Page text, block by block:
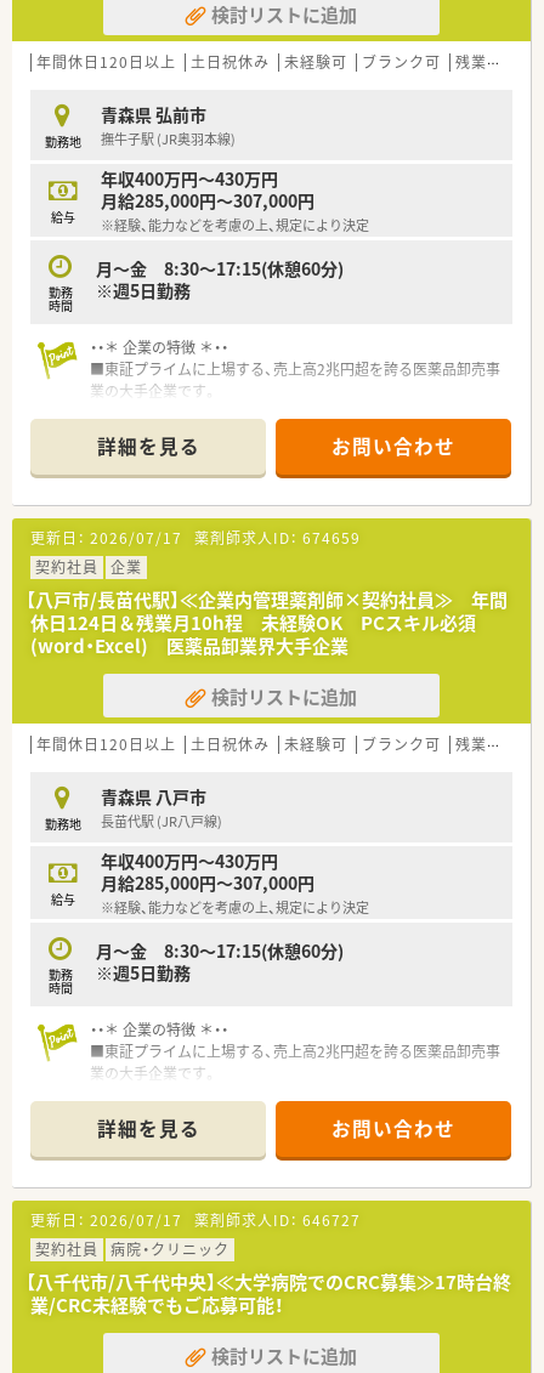
【こんな方にオススメ】
■安定した経営基盤を持つ大手企業において腰を据えて専門性
を高めながら長期的に就業したい方に向いています。
と考えるデスクワークを希望する方に最適です。
■週末の休みを確保して家族や友人と過ごす時間を増やしたい
方や規則正しい生活を送りたい方に推奨します。
【会社特徴】
■プライム市場に上場する大手ホールディングスのグループ会
社として国内トップクラスのシェアを誇ります。
いアイテムを取り扱い医療現場を支えます。
■物流機能だけでなく情報システムやサービスの提供を通じて
検討リストに追加
年間休日120日以上 土日祝休み 未経験可 ブランク可 残業なし(ほぼなし含む)
勤務地
青森県 弘前市
撫牛子駅 (JR奥羽本線)
給与
年収400万円～430万円
月給285,000円～307,000円
※経験、能力などを考慮の上、規定により決定
勤務
時間
月～金 8:30～17:15(休憩60分)
※週5日勤務
・・＊ 企業の特徴 ＊・・
■東証プライムに上場する、売上高2兆円超を誇る医薬品卸売事
業の大手企業です。
を担っています。
■各支店によりますが、薬剤師も複数名体制になり、しっかりと
指導をしていただけます。
■会社全体で約280名程度薬剤師がいますので、サポート体制も
整っています。
■産休育休取得実績も多数あり、時短制度も整っているので長く
働ける環境です。
■転居を伴う移動は希望をしない限りはございませんが、通勤範
囲内の移動はあります。
■業務は、まずは薬事法に従い、医薬品を厳重に管理をして頂き
ます。
・・＊ 求人情報について ＊・・
■東証プライムに上場している大手企業にて、管理薬剤師として
活躍できる求人です。
がない方も歓迎します。
■年収はご経験などを考慮し、400万円から430万円の間で決定
される予定です。
・・＊ 募集背景と求める人物像について ＊・・
■今回は欠員補充のため、物流センターの薬事管理を担う新たな
人材を募集します。
のある方を求めます。
■企業での実務経験は問いませんので、調剤薬局などからの転職
・・＊ やりがい/おすすめポイント ＊・・
■医薬品卸のリーディングカンパニーで、日本の医療流通を支え
■管理薬剤師として品質管理や社員教育など、幅広い業務に携わ
りスキルアップできます。
■年間休日124日で残業も少なく、仕事と生活の調和を図りやす
詳細を見る お問い合わせ
更新日： 2026/07/17 薬剤師求人ID： 674659
契約社員
企業
【八戸市/長苗代駅】≪企業内管理薬剤師×契約社員≫ 年間
休日124日＆残業月10h程 未経験OK PCスキル必須
(word・Excel) 医薬品卸業界大手企業
検討リストに追加
年間休日120日以上 土日祝休み 未経験可 ブランク可 残業なし(ほぼなし含む)
勤務地
青森県 八戸市
長苗代駅 (JR八戸線)
給与
年収400万円～430万円
月給285,000円～307,000円
※経験、能力などを考慮の上、規定により決定
勤務
時間
月～金 8:30～17:15(休憩60分)
※週5日勤務
・・＊ 企業の特徴 ＊・・
■東証プライムに上場する、売上高2兆円超を誇る医薬品卸売事
業の大手企業です。
を担っています。
■各支店によりますが、薬剤師も複数名体制になり、しっかりと
指導をしていただけます。
■会社全体で約280名程度薬剤師がいますので、サポート体制も
整っています。
■産休育休取得実績も多数あり、時短制度も整っているので長く
働ける環境です。
■転居を伴う移動は希望をしない限りはございませんが、通勤範
囲内の移動はあります。
■業務は、まずは薬事法に従い、医薬品を厳重に管理をして頂き
ます。
詳細を見る お問い合わせ
更新日： 2026/07/17 薬剤師求人ID： 646727
契約社員
病院・クリニック
【八千代市/八千代中央】≪大学病院でのCRC募集≫17時台終
業/CRC未経験でもご応募可能！
検討リストに追加